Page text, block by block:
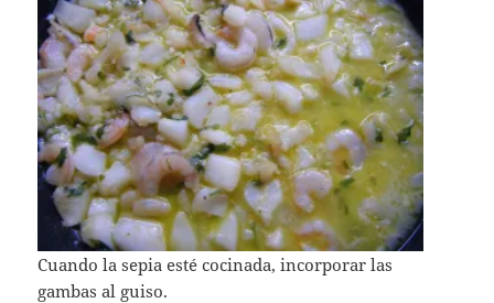
Cuando la sepia esté cocinada, incorporar las
gambas al guiso.